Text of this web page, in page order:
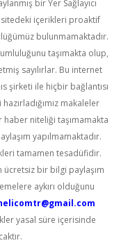
bir Yer Sağlayıcı
içerikleri proaktif
bulunmamaktadır.
taşımakta olup,
sayılırlar. Bu internet
şirketi ile hiçbir bağlantısı
makaleler
haber niteliği taşımamakta
yapılmamaktadır.
tamamen tesadüfidir.
ücretsiz bir bilgi paylaşım
aykırı olduğunu
yasal süre içerisinde